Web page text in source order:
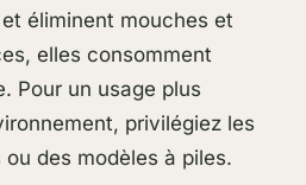
éliminent mouches et
elles consomment
Pour un usage plus
privilégiez les
des modèles à piles.